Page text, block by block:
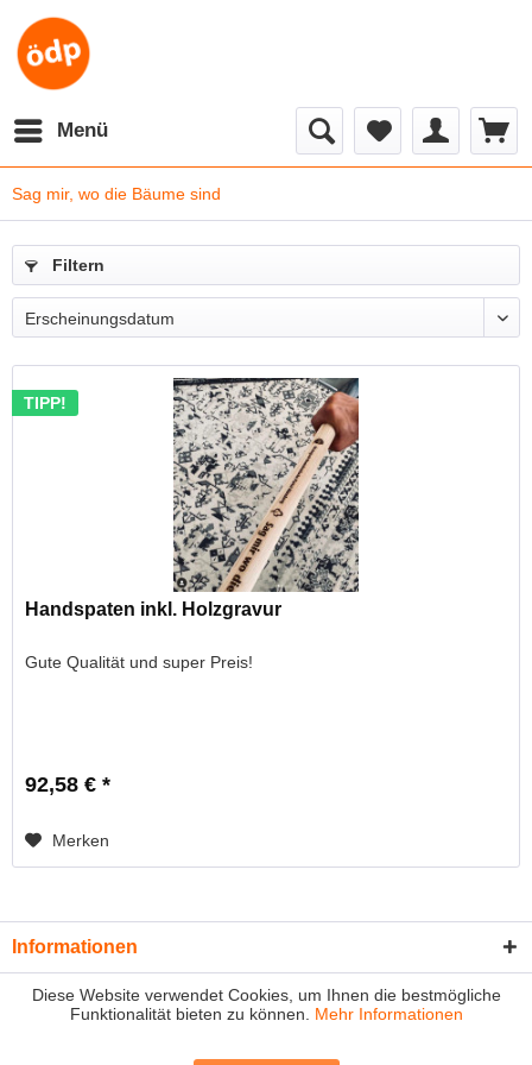
Menü
Sag mir, wo die Bäume sind
Filtern
TIPP!
Handspaten inkl. Holzgravur
Gute Qualität und super Preis!
92,58 € *
Merken
Informationen
Diese Website verwendet Cookies, um Ihnen die bestmögliche
Funktionalität bieten zu können. Mehr Informationen